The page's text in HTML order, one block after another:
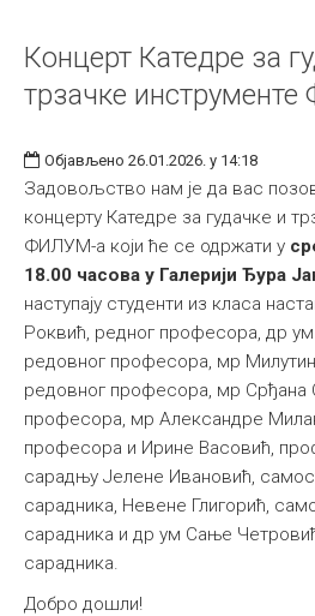
Концерт Катедре за
трзачке
Објављено 26.01.2026. у 14:18
Задовољство нам је да вас
концерту Катедре за гудачке и
ФИЛУМ-а који ће се одржати у
18.00 часова у Галерији Ђура
наступају студенти из класа
Роквић, редног професора, др
редовног професора, мр
редовног професора, мр Срђана
професора, мр Александре
професора и Ирине Васовић,
сарадњу Јелене Ивановић,
сарадника, Невeне Глигорић,
сарадника и др ум Сање
сарадника.
Добро дошли!